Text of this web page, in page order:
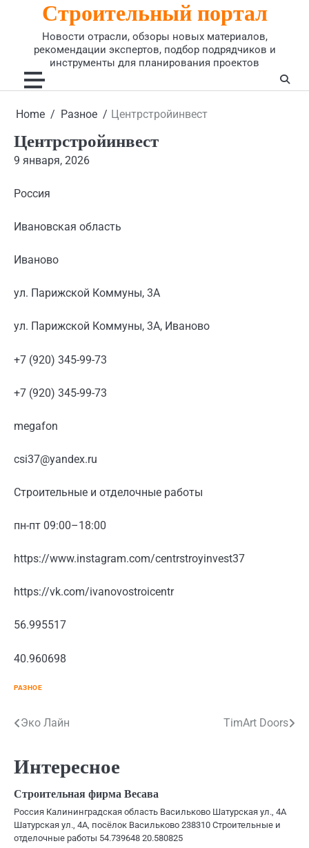
Строительный портал
Новости отрасли, обзоры новых материалов,
рекомендации экспертов, подбор подрядчиков и
инструменты для планирования проектов
Home Разное Центрстройинвест
Центрстройинвест
9 января, 2026
Россия
Ивановская область
Иваново
ул. Парижской Коммуны, 3А
ул. Парижской Коммуны, 3А, Иваново
+7 (920) 345-99-73
+7 (920) 345-99-73
megafon
csi37@yandex.ru
Строительные и отделочные работы
пн-пт 09:00–18:00
https://www.instagram.com/centrstroyinvest37
https://vk.com/ivanovostroicentr
56.995517
40.960698
РАЗНОЕ
Навигация
записям
Эко Лайн TimArt Doors
Интересное
Строительная фирма Весава
Россия Калининградская область Васильково Шатурская ул., 4А
Шатурская ул., 4А, посёлок Васильково 238310 Строительные и
отделочные работы 54.739648 20.580825